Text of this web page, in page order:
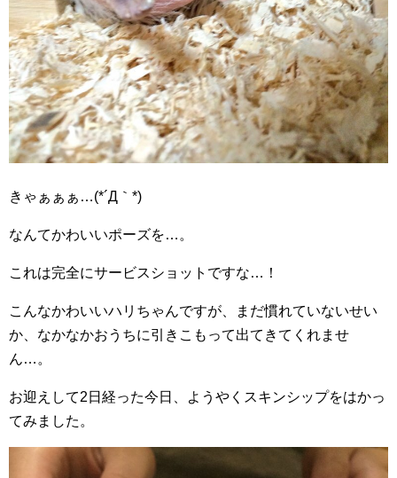
きゃぁぁぁ…(*´Д｀*)
なんてかわいいポーズを…。
これは完全にサービスショットですな…！
こんなかわいいハリちゃんですが、まだ慣れていないせい
か、なかなかおうちに引きこもって出てきてくれませ
ん…。
お迎えして2日経った今日、ようやくスキンシップをはかっ
てみました。